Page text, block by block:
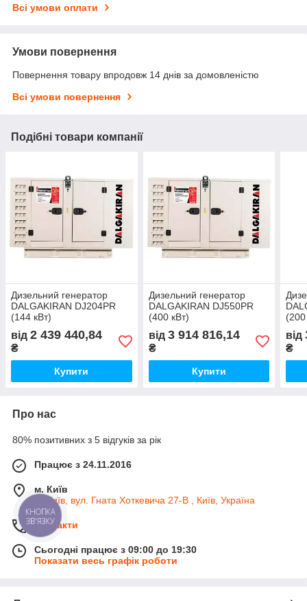
Всі умови оплати
Умови повернення
Повернення товару впродовж 14 днів за домовленістю
Всі умови повернення
Подібні товари компанії
Дизельний генератор
DALGAKIRAN DJ204PR
(144 кВт)
від 2 439 440,84
₴
Купити
Дизельний генератор
DALGAKIRAN DJ550PR
(400 кВт)
від 3 914 816,14
₴
Купити
від
₴
Про нас
80% позитивних з 5 відгуків за рік
Працює з 24.11.2016
м. Київ
м. Київ, вул. Гната Хоткевича 27-В , Київ, Україна
Контакти
Сьогодні працює з 09:00 до 19:30
Показати весь графік роботи
КНОПКА
ЗВ'ЯЗКУ